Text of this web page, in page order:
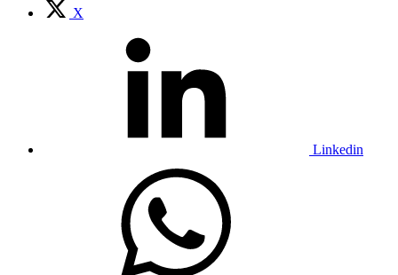
X
Linkedin